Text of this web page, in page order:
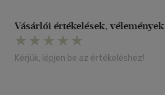
Vásárlói értékelések, vélemények
Kérjük, lépjen be az értékeléshez!